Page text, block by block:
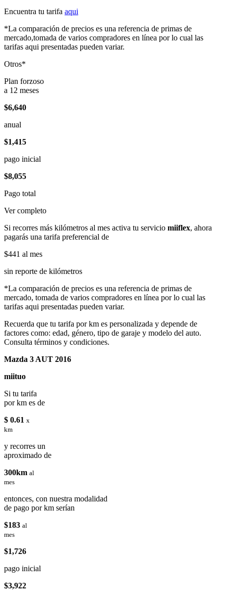
Encuentra tu tarifa aqui
*La comparación de precios es una referencia de primas de
mercado,tomada de varios compradores en línea por lo cual las
tarifas aqui presentadas pueden variar.
Otros*
Plan forzoso
a 12 meses
$6,640
anual
$1,415
pago inicial
$8,055
Pago total
Ver completo
Si recorres más kilómetros al mes activa tu servicio miiflex, ahora
pagarás una tarifa preferencial de
$441 al mes
sin reporte de kilómetros
*La comparación de precios es una referencia de primas de
mercado, tomada de varios compradores en línea por lo cual las
tarifas aqui presentadas pueden variar.
Recuerda que tu tarifa por km es personalizada y depende de
factores como: edad, género, tipo de garaje y modelo del auto.
Consulta términos y condiciones.
Mazda 3 AUT 2016
miituo
Si tu tarifa
por km es de
$ 0.61 x
km
y recorres un
aproximado de
300km al
mes
entonces, con nuestra modalidad
de pago por km serían
$183 al
mes
$1,726
pago inicial
$3,922